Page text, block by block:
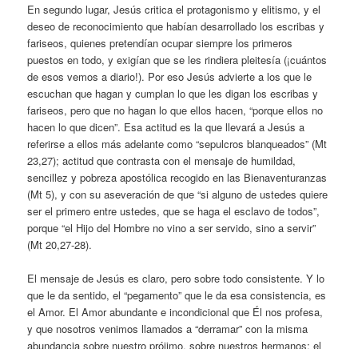
En segundo lugar, Jesús critica el protagonismo y elitismo, y el
deseo de reconocimiento que habían desarrollado los escribas y
fariseos, quienes pretendían ocupar siempre los primeros
puestos en todo, y exigían que se les rindiera pleitesía (¡cuántos
de esos vemos a diario!). Por eso Jesús advierte a los que le
escuchan que hagan y cumplan lo que les digan los escribas y
fariseos, pero que no hagan lo que ellos hacen, “porque ellos no
hacen lo que dicen”. Esa actitud es la que llevará a Jesús a
referirse a ellos más adelante como “sepulcros blanqueados” (Mt
23,27); actitud que contrasta con el mensaje de humildad,
sencillez y pobreza apostólica recogido en las Bienaventuranzas
(Mt 5), y con su aseveración de que “si alguno de ustedes quiere
ser el primero entre ustedes, que se haga el esclavo de todos”,
porque “el Hijo del Hombre no vino a ser servido, sino a servir”
(Mt 20,27-28).
El mensaje de Jesús es claro, pero sobre todo consistente. Y lo
que le da sentido, el “pegamento” que le da esa consistencia, es
el Amor. El Amor abundante e incondicional que Él nos profesa,
y que nosotros venimos llamados a “derramar” con la misma
abundancia sobre nuestro prójimo, sobre nuestros hermanos; el